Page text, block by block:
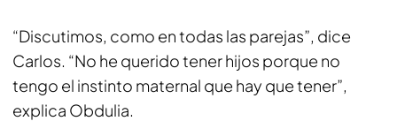
“Discutimos, como en todas las parejas”, dice
Carlos. “No he querido tener hijos porque no
tengo el instinto maternal que hay que tener”,
explica Obdulia.